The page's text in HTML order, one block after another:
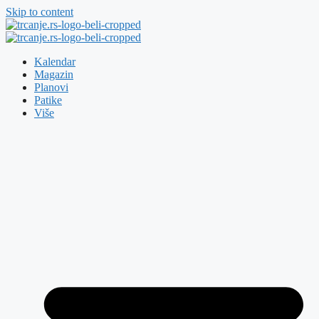
Skip to content
Kalendar
Magazin
Planovi
Patike
Više